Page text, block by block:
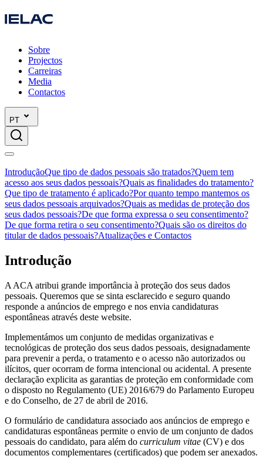
Sobre
Projectos
Carreiras
Media
Contactos
PT
IntroduçãoQue tipo de dados pessoais são tratados?Quem tem
acesso aos seus dados pessoais?Quais as finalidades do tratamento?
Que tipo de tratamento é aplicado?Por quanto tempo mantemos os
seus dados pessoais arquivados?Quais as medidas de proteção dos
seus dados pessoais?De que forma expressa o seu consentimento?
De que forma retira o seu consentimento?Quais são os direitos do
titular de dados pessoais?Atualizações e Contactos
Introdução
A ACA atribui grande importância à proteção dos seus dados
pessoais. Queremos que se sinta esclarecido e seguro quando
responde a anúncios de emprego e nos envia candidaturas
espontâneas através deste website.
Implementámos um conjunto de medidas organizativas e
tecnológicas de proteção dos seus dados pessoais, designadamente
para prevenir a perda, o tratamento e o acesso não autorizados ou
ilícitos, quer ocorram de forma intencional ou acidental. A presente
declaração explicita as garantias de proteção em conformidade com
o disposto no Regulamento (UE) 2016/679 do Parlamento Europeu
e do Conselho, de 27 de abril de 2016.
O formulário de candidatura associado aos anúncios de emprego e
candidaturas espontâneas permite o envio de um conjunto de dados
pessoais do candidato, para além do curriculum vitae (CV) e dos
documentos complementares (certificados) que podem ser anexados.